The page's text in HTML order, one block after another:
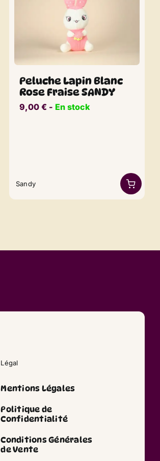
Peluche Lapin Blanc
Rose Fraise SANDY
9,00 € ​​ - En stock
Sandy
Légal
Mentions Légales
Politique de
Confidentialité
Conditions Générales
de Vente